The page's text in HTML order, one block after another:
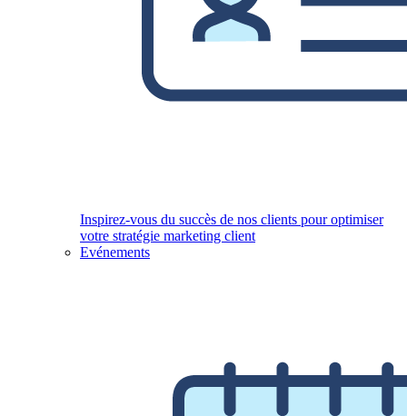
Inspirez-vous du succès de nos clients pour optimiser
votre stratégie marketing client
Evénements